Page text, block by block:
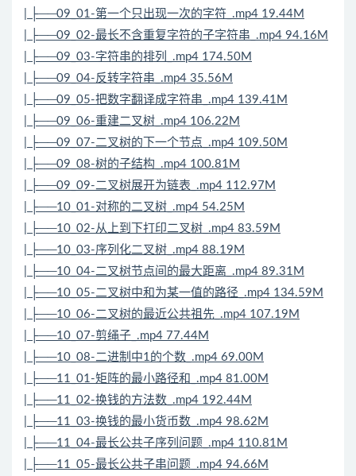
| ├──09_01-第一个只出现一次的字符_.mp4 19.44M
| ├──09_02-最长不含重复字符的子字符串_.mp4 94.16M
| ├──09_03-字符串的排列_.mp4 174.50M
| ├──09_04-反转字符串_.mp4 35.56M
| ├──09_05-把数字翻译成字符串_.mp4 139.41M
| ├──09_06-重建二叉树_.mp4 106.22M
| ├──09_07-二叉树的下一个节点_.mp4 109.50M
| ├──09_08-树的子结构_.mp4 100.81M
| ├──09_09-二叉树展开为链表_.mp4 112.97M
| ├──10_01-对称的二叉树_.mp4 54.25M
| ├──10_02-从上到下打印二叉树_.mp4 83.59M
| ├──10_03-序列化二叉树_.mp4 88.19M
| ├──10_04-二叉树节点间的最大距离_.mp4 89.31M
| ├──10_05-二叉树中和为某一值的路径_.mp4 134.59M
| ├──10_06-二叉树的最近公共祖先_.mp4 107.19M
| ├──10_07-剪绳子_.mp4 77.44M
| ├──10_08-二进制中1的个数_.mp4 69.00M
| ├──11_01-矩阵的最小路径和_.mp4 81.00M
| ├──11_02-换钱的方法数_.mp4 192.44M
| ├──11_03-换钱的最小货币数_.mp4 98.62M
| ├──11_04-最长公共子序列问题_.mp4 110.81M
| ├──11_05-最长公共子串问题_.mp4 94.66M